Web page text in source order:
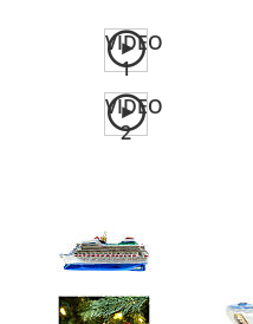
VIDEO
1
VIDEO
2